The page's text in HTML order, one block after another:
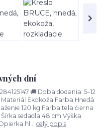
dní
🚚 Doba dodania: 5–12
Ekokoža Farba Hnedá
120 kg Farba tela čierna
sedadla 48 cm Výška
hl... celý popis